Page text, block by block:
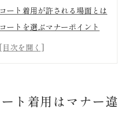
ート着用が許される場面とは
ートを選ぶマナーポイント
ート脱ぎタイミングを解説
防寒着はどこまで許される
寒着を着る際の注意点
ト着用はマナー違